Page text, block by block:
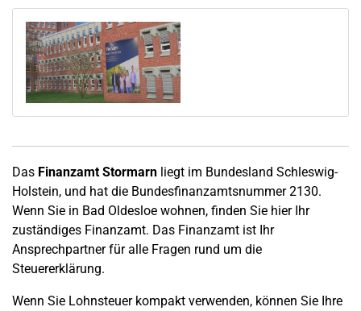
Das Finanzamt Stormarn liegt im Bundesland Schleswig-
Holstein, und hat die Bundesfinanzamtsnummer 2130.
Wenn Sie in Bad Oldesloe wohnen, finden Sie hier Ihr
zuständiges Finanzamt. Das Finanzamt ist Ihr
Ansprechpartner für alle Fragen rund um die
Steuererklärung.
Wenn Sie Lohnsteuer kompakt verwenden, können Sie Ihre